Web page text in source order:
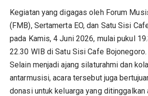
Kegiatan yang digagas oleh Forum
(FMB), Sertamerta EO, dan Satu Sisi
pada Kamis, 4 Juni 2026, mulai pukul
22.30 WIB di Satu Sisi Cafe Bojonegoro.
Selain menjadi ajang silaturahmi dan
antarmusisi, acara tersebut juga
donasi untuk keluarga yang ditinggalkan